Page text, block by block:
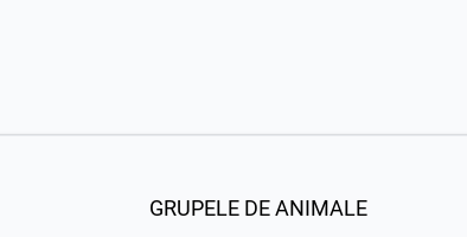
GRUPELE DE ANIMALE